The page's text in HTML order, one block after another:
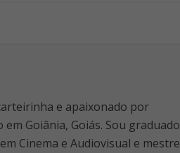
e apaixonado por
Goiânia, Goiás. Sou graduado
Cinema e Audiovisual e mestre